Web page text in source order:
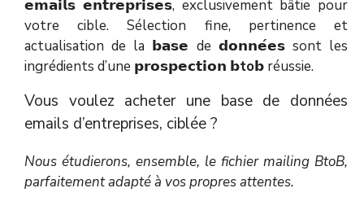
𝗲𝗺𝗮𝗶𝗹𝘀 𝗲𝗻𝘁𝗿𝗲𝗽𝗿𝗶𝘀𝗲𝘀, exclusivement bâtie pour
votre cible. Sélection fine, pertinence et
actualisation de la 𝗯𝗮𝘀𝗲 de 𝗱𝗼𝗻𝗻𝗲́𝗲𝘀 sont les
ingrédients d’une 𝗽𝗿𝗼𝘀𝗽𝗲𝗰𝘁𝗶𝗼𝗻 𝗯to𝗯 réussie.
Vous voulez acheter une base de données
emails d’entreprises, ciblée ?
Nous étudierons, ensemble, le fichier mailing BtoB,
parfaitement adapté à vos propres attentes.